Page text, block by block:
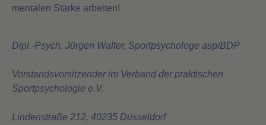
mentalen Stärke arbeiten!
Dipl.-Psych. Jürgen Walter, Sportpsychologe asp/BDP
Vorstandsvorsitzender im Verband der praktischen
Sportpsychologie e.V.
Lindenstraße 212, 40235 Düsseldorf